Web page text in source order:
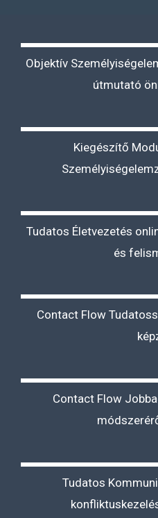
Objektív
útmutató
Kiegészítő
Tudatos Életvezetés
és
Contact Flow
Contact Flow
Tudatos